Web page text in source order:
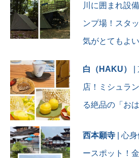
#goldenretriever#ouki#doglover
川に囲まれ設
ンプ場！スタ
気がとてもよ
白（HAKU） |
店！ミシュラ
る絶品の「お
西本願寺| 心身
ースポット！